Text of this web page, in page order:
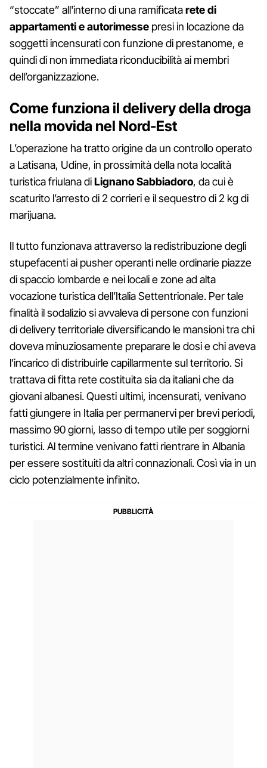
“stoccate” all'interno di una ramificatarete di
appartamenti e autorimesse presi in locazione da
soggetti incensurati con funzione di prestanome, e
quindi di non immediata riconducibilità ai membri
dell’organizzazione.
Come funziona il delivery della droga
nella movida nel Nord-Est
L’operazione ha tratto origine da un controllo operato
a Latisana, Udine, in prossimità della nota località
turistica friulana diLignano Sabbiadoro, da cui è
scaturito l’arresto di 2 corrieri e il sequestro di 2 kg di
marijuana.
Il tutto funzionava attraverso la redistribuzione degli
stupefacenti ai pusher operanti nelle ordinarie piazze
di spaccio lombarde e nei locali e zone ad alta
vocazione turistica dell’Italia Settentrionale. Per tale
finalità il sodalizio si avvaleva di persone con funzioni
di delivery territoriale diversificando le mansioni tra chi
doveva minuziosamente preparare le dosi e chi aveva
l’incarico di distribuirle capillarmente sul territorio. Si
trattava di fitta rete costituita sia da italiani che da
giovani albanesi. Questi ultimi, incensurati, venivano
fatti giungere in Italia per permanervi per brevi periodi,
massimo 90 giorni, lasso di tempo utile per soggiorni
turistici. Al termine venivano fatti rientrare in Albania
per essere sostituiti da altri connazionali. Così via in un
ciclo potenzialmente infinito.